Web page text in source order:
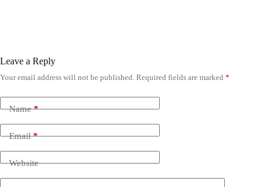
Leave a Reply
Your email address will not be published. Required fields are marked *
Name*
Email*
Website